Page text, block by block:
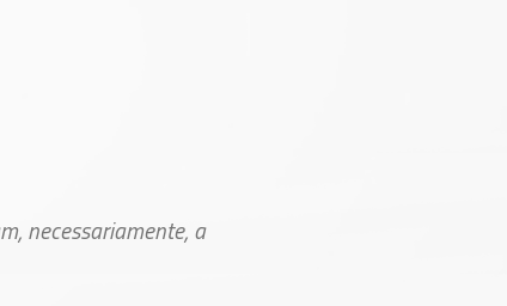
necessariamente, a